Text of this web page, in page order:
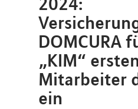
DOMCURA
„KIM“
Mitarbeiter
ein